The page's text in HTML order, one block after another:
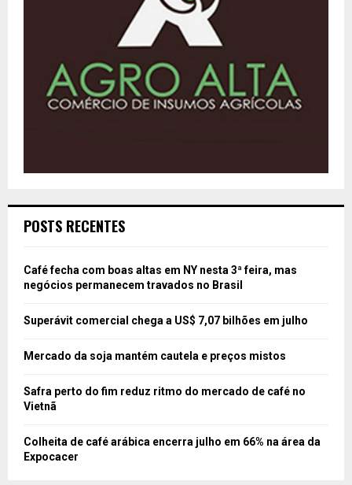
POSTS RECENTES
Café fecha com boas altas em NY nesta 3ª feira, mas
negócios permanecem travados no Brasil
Superávit comercial chega a US$ 7,07 bilhões em julho
Mercado da soja mantém cautela e preços mistos
Safra perto do fim reduz ritmo do mercado de café no
Vietnã
Colheita de café arábica encerra julho em 66% na área da
Expocacer